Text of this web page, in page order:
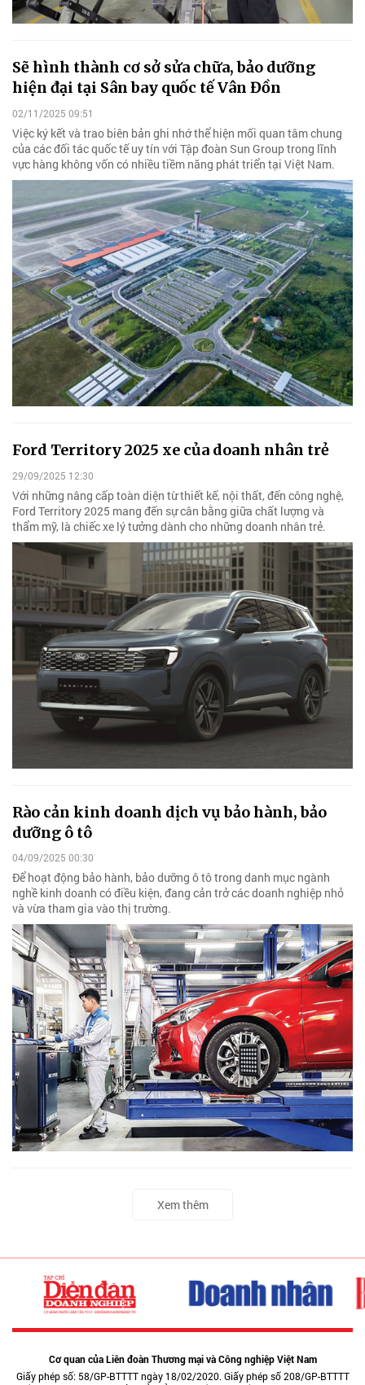
Sẽ hình thành cơ sở sửa chữa, bảo dưỡng
hiện đại tại Sân bay quốc tế Vân Đồn
02/11/2025 09:51
Việc ký kết và trao biên bản ghi nhớ thể hiện mối quan tâm chung
của các đối tác quốc tế uy tín với Tập đoàn Sun Group trong lĩnh
vực hàng không vốn có nhiều tiềm năng phát triển tại Việt Nam.
Ford Territory 2025 xe của doanh nhân trẻ
29/09/2025 12:30
Với những nâng cấp toàn diện từ thiết kế, nội thất, đến công nghệ,
Ford Territory 2025 mang đến sự cân bằng giữa chất lượng và
thẩm mỹ, là chiếc xe lý tưởng dành cho những doanh nhân trẻ.
Rào cản kinh doanh dịch vụ bảo hành, bảo
dưỡng ô tô
04/09/2025 00:30
Để hoạt động bảo hành, bảo dưỡng ô tô trong danh mục ngành
nghề kinh doanh có điều kiện, đang cản trở các doanh nghiệp nhỏ
và vừa tham gia vào thị trường.
Xem thêm
Cơ quan của Liên đoàn Thương mại và Công nghiệp Việt Nam
Giấy phép số: 58/GP-BTTTT ngày 18/02/2020. Giấy phép số 208/GP-BTTTT